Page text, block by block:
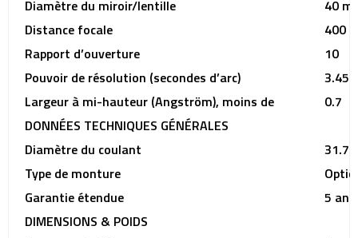
Diamètre du miroir/lentille
40
Distance focale
400
Rapport d’ouverture
10
Pouvoir de résolution (secondes d’arc)
3.45
Largeur à mi-hauteur (Angström), moins de
0.7
DONNÉES TECHNIQUES GÉNÉRALES
Diamètre du coulant
31.7
Type de monture
Garantie étendue
5 ans
DIMENSIONS & POIDS